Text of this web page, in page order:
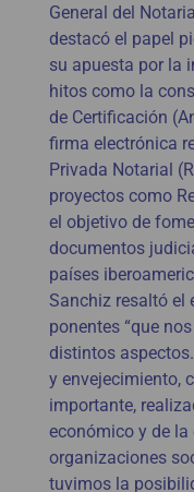
General del
destacó el papel
su apuesta por la
hitos como la
de Certificación
firma electrónica
Privada Notarial
proyectos como
el objetivo de
documentos
países
Sanchiz resaltó el
ponentes “que
distintos
y envejecimiento,
importante,
económico y de la
organizaciones
tuvimos la